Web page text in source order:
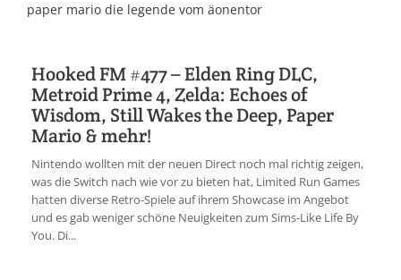
Impressum
Jobs
Discord
paper mario die legende vom äonentor
Hooked FM #477 – Elden Ring DLC,
Metroid Prime 4, Zelda: Echoes of
Wisdom, Still Wakes the Deep, Paper
Mario & mehr!
Nintendo wollten mit der neuen Direct noch mal richtig zeigen,
was die Switch nach wie vor zu bieten hat, Limited Run Games
hatten diverse Retro-Spiele auf ihrem Showcase im Angebot
und es gab weniger schöne Neuigkeiten zum Sims-Like Life By
You. Di...